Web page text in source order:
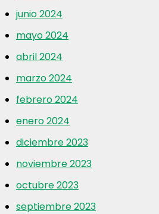
junio 2024
mayo 2024
abril 2024
marzo 2024
febrero 2024
enero 2024
diciembre 2023
noviembre 2023
octubre 2023
septiembre 2023